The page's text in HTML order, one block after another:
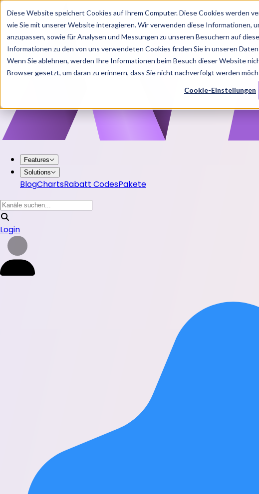
Diese Website speichert Cookies auf Ihrem Computer. Diese Cookies werden
wie Sie mit unserer Website interagieren. Wir verwenden diese Informationen,
anzupassen, sowie für Analysen und Messungen zu unseren Besuchern auf
Informationen zu den von uns verwendeten Cookies finden Sie in unseren
Wenn Sie ablehnen, werden Ihre Informationen beim Besuch dieser Website
Browser gesetzt, um daran zu erinnern, dass Sie nicht nachverfolgt werden
Cookie-Einstellungen
Features
Solutions
BlogChartsRabatt CodesPakete
Login